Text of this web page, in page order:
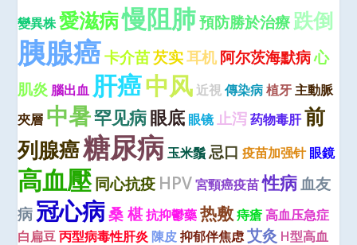
變異株愛滋病慢阻肺預防勝於治療跌倒
胰腺癌卡介苗芡实耳机阿尔茨海默病心
肌炎 腦出血 肝癌中风 近視 傳染病 植牙 主動脈
夾層 中暑罕见病眼底 眼镜止泻 药物毒肝前
列腺癌糖尿病 玉米鬚 忌口 疫苗加强针 眼鏡
高血壓同心抗疫 HPV 宮頸癌疫苗 性病血友
病冠心病桑 椹抗抑鬱藥 热敷 痔瘡 高血压急症
白扁豆 丙型病毒性肝炎 陳皮 抑郁伴焦虑艾灸 H型高血